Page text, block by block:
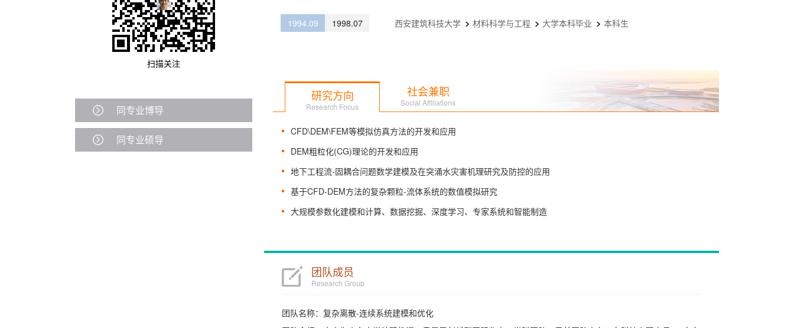
扫描关注
同专业博导
同专业硕导
1994.09 1998.07 西安建筑科技大学 材料科学与工程 大学本科毕业 本科生
研究方向
Research Focus
社会兼职
Social Affiliations
CFD\DEM\FEM等模拟仿真方法的开发和应用
DEM粗粒化(CG)理论的开发和应用
地下工程流-固耦合问题数学建模及在突涌水灾害机理研究及防控的应用
基于CFD-DEM方法的复杂颗粒-流体系统的数值模拟研究
大规模参数化建模和计算、数据挖掘、深度学习、专家系统和智能制造
团队成员
Research Group
团队名称：复杂离散-连续系统建模和优化